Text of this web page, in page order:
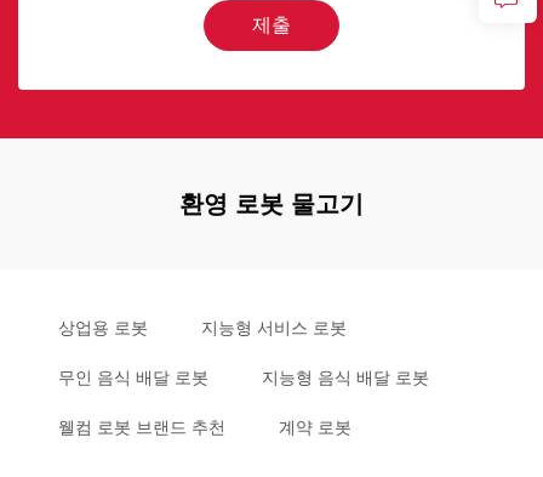
제출
환영 로봇 물고기
상업용 로봇 지능형 서비스 로봇
무인 음식 배달 로봇 지능형 음식 배달 로봇
웰컴 로봇 브랜드 추천 계약 로봇